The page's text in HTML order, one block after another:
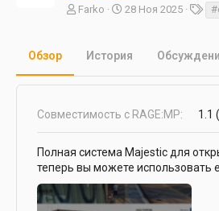
А
Farko
Д
а
о
и
я
28 Ноя 2025
е
и
Обзор История
Совместимость с RAGE:MP 1.1
Полная система Majestic для
теперь вы можете использовать